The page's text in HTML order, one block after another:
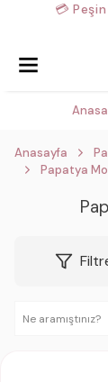
💳
Anasayfa
Papatya